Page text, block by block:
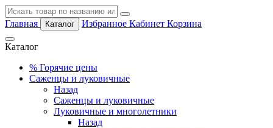
Главная Каталог Избранное Кабинет Корзина
Каталог
% Горячие цены
Саженцы и луковичные
Назад
Саженцы и луковичные
Луковичные и многолетники
Назад